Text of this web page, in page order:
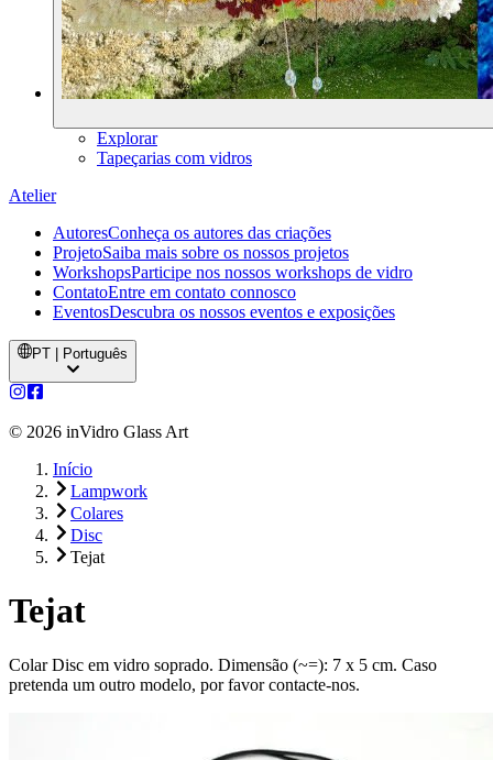
Explorar
Tapeçarias com vidros
Atelier
AutoresConheça os autores das criações
ProjetoSaiba mais sobre os nossos projetos
WorkshopsParticipe nos nossos workshops de vidro
ContatoEntre em contato connosco
EventosDescubra os nossos eventos e exposições
PT | Português
© 2026 inVidro Glass Art
Início
Lampwork
Colares
Disc
Tejat
Tejat
Colar Disc em vidro soprado. Dimensão (~=): 7 x 5 cm. Caso
pretenda um outro modelo, por favor contacte-nos.